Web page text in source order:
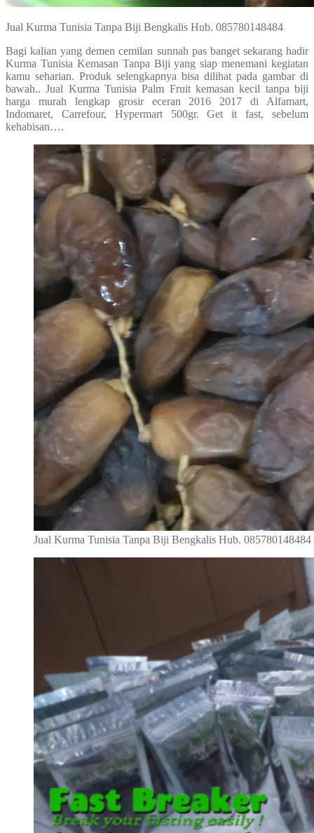
Jual Kurma Tunisia Tanpa Biji Bengkalis Hub. 085780148484
Bagi kalian yang demen cemilan sunnah pas banget sekarang hadir
Kurma Tunisia Kemasan Tanpa Biji yang siap menemani kegiatan
kamu seharian. Produk selengkapnya bisa dilihat pada gambar di
bawah.. Jual Kurma Tunisia Palm Fruit kemasan kecil tanpa biji
harga murah lengkap grosir eceran 2016 2017 di Alfamart,
Indomaret, Carrefour, Hypermart 500gr. Get it fast, sebelum
kehabisan….
Jual Kurma Tunisia Tanpa Biji Bengkalis Hub. 085780148484